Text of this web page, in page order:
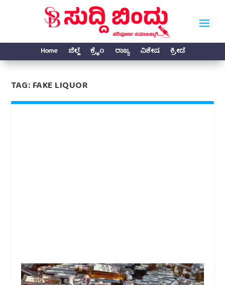
Home ಜಿಲ್ಲೆ ಕ್ರೈಂ ರಾಜ್ಯ ವಿಶೇಷ ಕ್ರೀಡೆ
TAG:FAKE LIQUOR